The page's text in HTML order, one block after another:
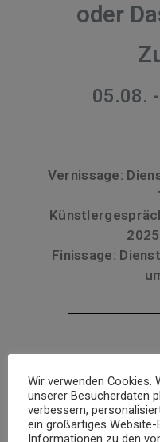
oder
05.08.
Vernissage:
Finissage:
Wir verwenden Cookies.
unserer Besucherdaten
verbessern,
ein großartiges Website-
Informationen zu den